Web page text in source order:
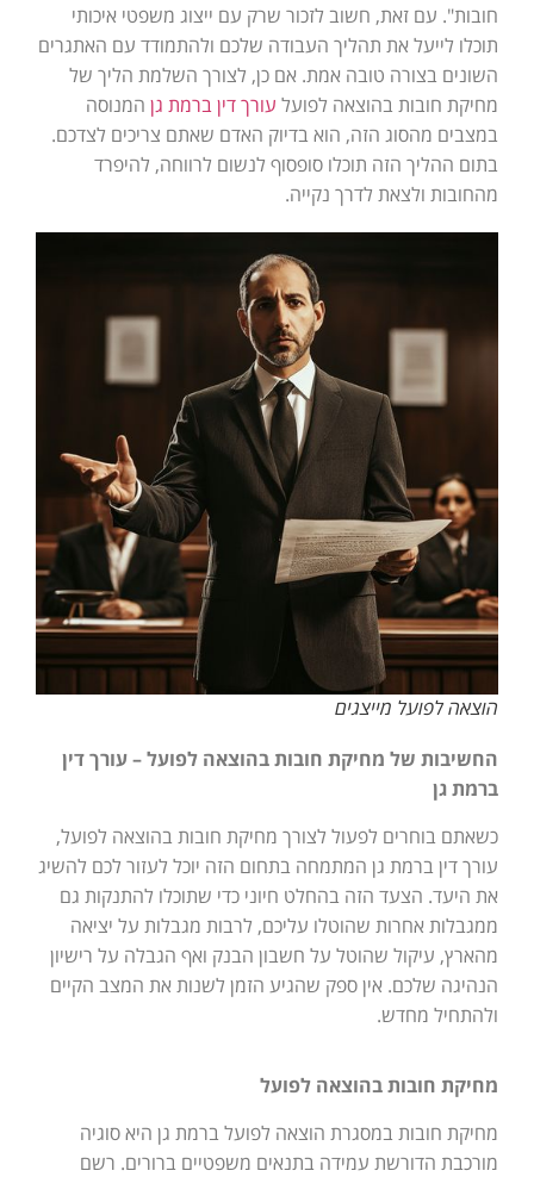
חובות". עם זאת, חשוב לזכור שרק עם ייצוג משפטי איכותי
תוכלו לייעל את תהליך העבודה שלכם ולהתמודד עם האתגרים
השונים בצורה טובה אמת. אם כן, לצורך השלמת הליך של
מחיקת חובות בהוצאה לפועל עורך דין ברמת גן המנוסה
במצבים מהסוג הזה, הוא בדיוק האדם שאתם צריכים לצדכם.
בתום ההליך הזה תוכלו סופסוף לנשום לרווחה, להיפרד
מהחובות ולצאת לדרך נקייה.
הוצאה לפועל מייצגים
החשיבות של מחיקת חובות בהוצאה לפועל – עורך דין
ברמת גן
כשאתם בוחרים לפעול לצורך מחיקת חובות בהוצאה לפועל,
עורך דין ברמת גן המתמחה בתחום הזה יוכל לעזור לכם להשיג
את היעד. הצעד הזה בהחלט חיוני כדי שתוכלו להתנקות גם
ממגבלות אחרות שהוטלו עליכם, לרבות מגבלות על יציאה
מהארץ, עיקול שהוטל על חשבון הבנק ואף הגבלה על רישיון
הנהיגה שלכם. אין ספק שהגיע הזמן לשנות את המצב הקיים
ולהתחיל מחדש.
מחיקת חובות בהוצאה לפועל
מחיקת חובות במסגרת הוצאה לפועל ברמת גן היא סוגיה
מורכבת הדורשת עמידה בתנאים משפטיים ברורים. רשם